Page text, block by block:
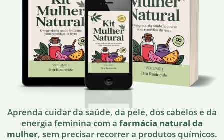
Aprenda cuidar da saúde, da pele, dos cabelos e da
energia feminina com a farmácia natural da
mulher, sem precisar recorrer a produtos químicos.